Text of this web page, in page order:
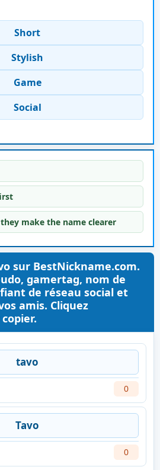
Short
Stylish
Game
Social
make the name clearer
sur BestNickname.com.
gamertag, nom de
de réseau social et
amis. Cliquez
tavo
0
Tavo
0